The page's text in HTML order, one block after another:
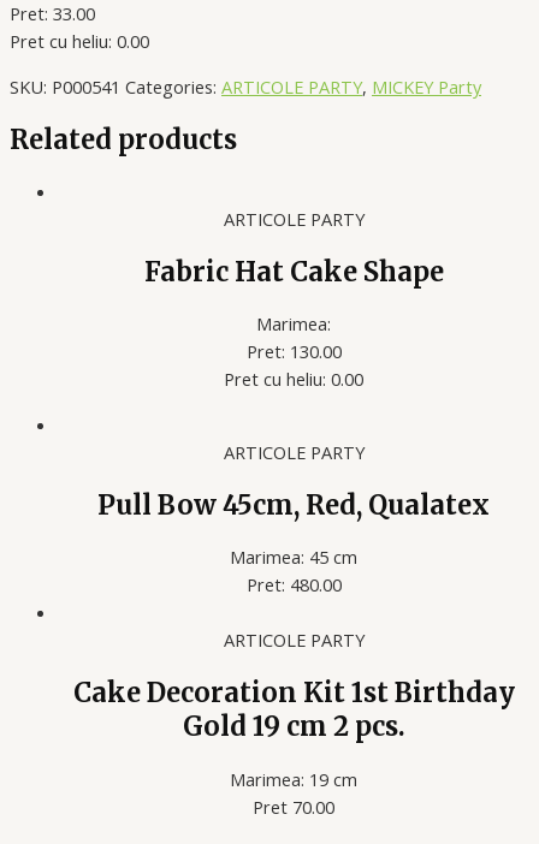
Pret: 33.00
Pret cu heliu: 0.00
SKU: P000541 Categories: ARTICOLE PARTY, MICKEY Party
Related products
ARTICOLE PARTY
Fabric Hat Cake Shape
Marimea:
Pret: 130.00
Pret cu heliu: 0.00
ARTICOLE PARTY
Pull Bow 45cm, Red, Qualatex
Marimea: 45 cm
Pret: 480.00
ARTICOLE PARTY
Cake Decoration Kit 1st Birthday
Gold 19 cm 2 pcs.
Marimea: 19 cm
Pret 70.00